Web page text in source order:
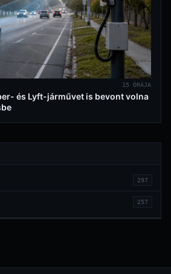
15 ÓRÁJA
és Lyft-járművet is bevont volna
297
257